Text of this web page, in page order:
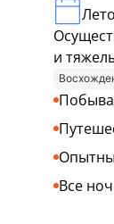
Лето
и
Все